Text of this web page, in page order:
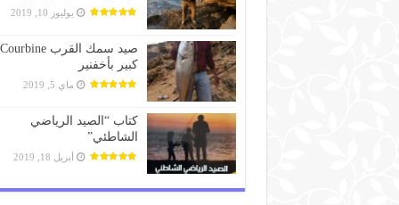
يوليوز 10, 2019
صيد سمك القرب Courbine
كبير بأخفنير
ماي 5, 2019
كتاب “الصيد الرياضي
الشاطئي”
أبريل 18, 2019